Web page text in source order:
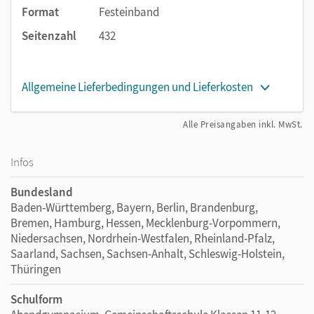
Format
Festeinband
Seitenzahl
432
Allgemeine Lieferbedingungen und Lieferkosten
Alle Preisangaben inkl. MwSt.
Infos
Bundesland
Baden-Württemberg, Bayern, Berlin, Brandenburg,
Bremen, Hamburg, Hessen, Mecklenburg-Vorpommern,
Niedersachsen, Nordrhein-Westfalen, Rheinland-Pfalz,
Saarland, Sachsen, Sachsen-Anhalt, Schleswig-Holstein,
Thüringen
Schulform